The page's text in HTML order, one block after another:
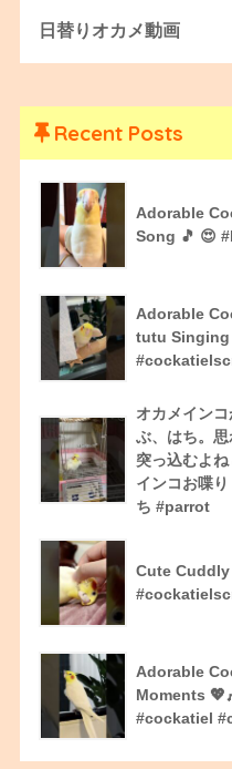
日替りオカメ動画
Recent Posts
Adorable
Song 🎵 😍
Adorable
tutu Singing
オカメイン
ぶ、はち。
突っ込むよ
インコお喋
ち #parrot
Cute Cuddly
Adorable
Moments
#cockatiel